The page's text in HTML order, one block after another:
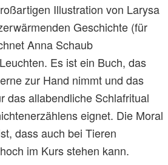
Illustration von Larysa
Geschichte (für
Anna Schaub
Es ist ein Buch, das
zur Hand nimmt und das
das allabendliche Schlafritual
eignet. Die Moral
dass auch bei Tieren
im Kurs stehen kann.